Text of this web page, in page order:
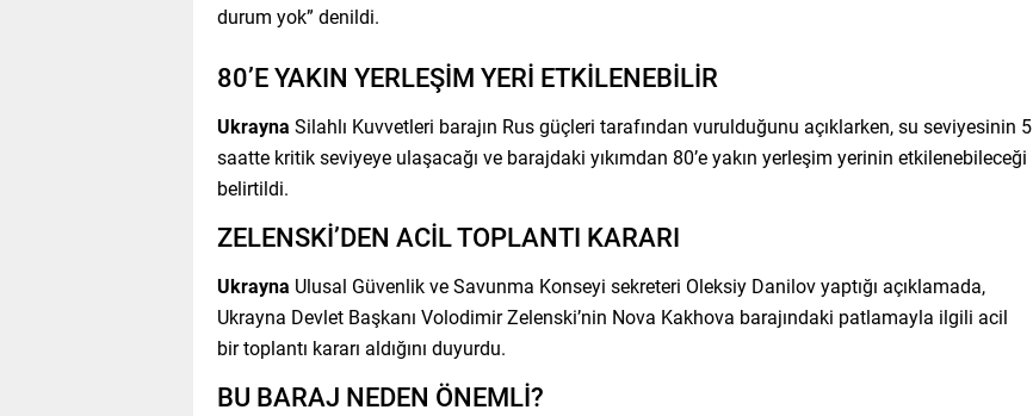
durum yok” denildi.
80’E YAKIN YERLEŞİM YERİ ETKİLENEBİLİR
Ukrayna Silahlı Kuvvetleri barajın Rus güçleri tarafından vurulduğunu açıklarken, su seviyesinin 5
saatte kritik seviyeye ulaşacağı ve barajdaki yıkımdan 80’e yakın yerleşim yerinin etkilenebileceği
belirtildi.
ZELENSKİ’DEN ACİL TOPLANTI KARARI
Ukrayna Ulusal Güvenlik ve Savunma Konseyi sekreteri Oleksiy Danilov yaptığı açıklamada,
Ukrayna Devlet Başkanı Volodimir Zelenski’nin Nova Kakhova barajındaki patlamayla ilgili acil
bir toplantı kararı aldığını duyurdu.
BU BARAJ NEDEN ÖNEMLİ?